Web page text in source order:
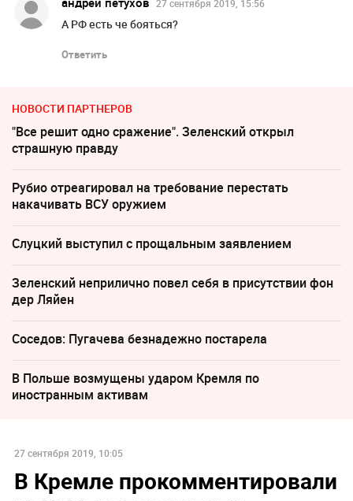
27 сентября 2019, 15:56
А РФ есть че бояться?
Ответить
НОВОСТИ ПАРТНЕРОВ
"Все решит одно сражение". Зеленский открыл
страшную правду
Рубио отреагировал на требование перестать
накачивать ВСУ оружием
Слуцкий выступил с прощальным заявлением
Зеленский неприлично повел cебя в присутствии фон
дер Ляйен
Соседов: Пугачева безнадежно постарела
В Польше возмущены ударом Кремля по
иностранным активам
27 сентября 2019, 10:05
В Кремле прокомментировали